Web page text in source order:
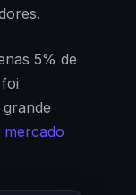
5% de
mercado